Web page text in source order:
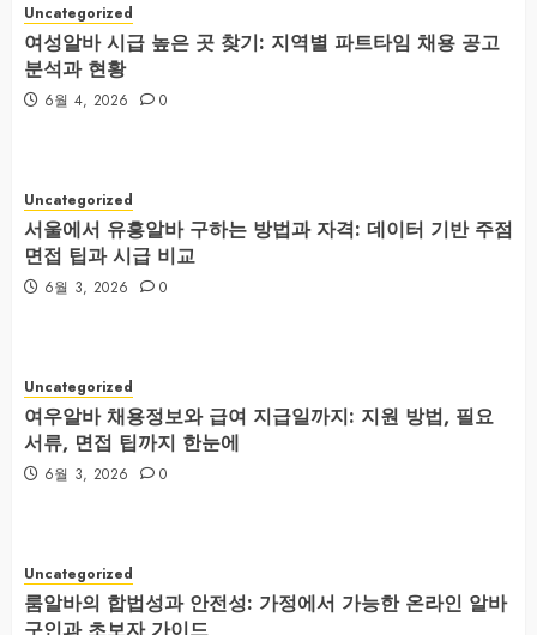
Uncategorized
여성알바 시급 높은 곳 찾기: 지역별 파트타임 채용 공고
분석과 현황
6월 4, 2026 0
Uncategorized
서울에서 유흥알바 구하는 방법과 자격: 데이터 기반 주점
면접 팁과 시급 비교
6월 3, 2026 0
Uncategorized
여우알바 채용정보와 급여 지급일까지: 지원 방법, 필요
서류, 면접 팁까지 한눈에
6월 3, 2026 0
Uncategorized
룸알바의 합법성과 안전성: 가정에서 가능한 온라인 알바